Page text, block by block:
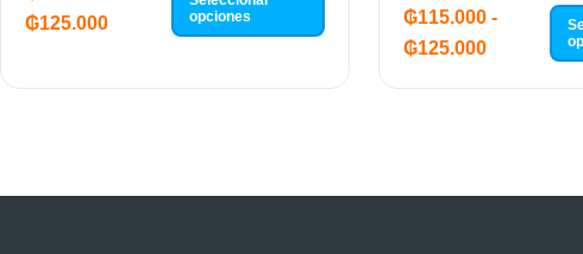
₲125.000
opciones
₲115.000 -
₲125.000